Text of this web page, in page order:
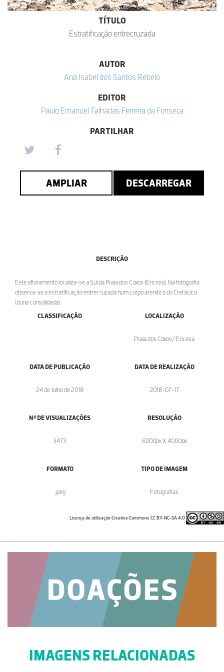
TÍTULO
Estratificação entrecruzada
AUTOR
Ana Isabel dos Santos Rebelo
EDITOR
Paulo Emanuel Talhadas Ferreira da Fonseca
PARTILHAR
AMPLIAR DESCARREGAR
DESCRIÇÃO
Este afloramento localiza-se a Sul da Praia dos Coxos (Ericeira). Na fotografia
observa-se a estratificação entrecruzada num corpo arenítico do Cretácico
(duna consolidada).
CLASSIFICAÇÃO
LOCALIZAÇÃO
Praia dos Coxos/ Ericeira
DATA DE PUBLICAÇÃO
24 de Julho de 2018
DATA DE REALIZAÇÃO
2018-07-17
Nº DE VISUALIZAÇÕES
3473
RESOLUÇÃO
6000px X 4000px
FORMATO
.jpeg
TIPO DE IMAGEM
Fotografias
Licença de utilização Creative Commons CC BY-NC-SA 4.0
IMAGENS RELACIONADAS